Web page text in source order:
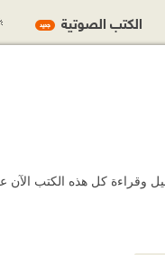
كل هذه الكتب الآن
الكتب الصوتية جديد